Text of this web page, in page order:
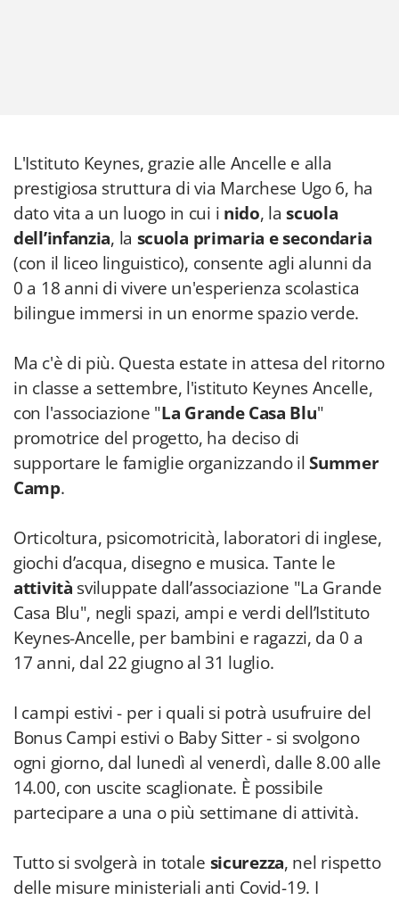
L'Istituto Keynes, grazie alle Ancelle e alla
prestigiosa struttura di via Marchese Ugo 6, ha
dato vita a un luogo in cui i nido, lascuola
dell’infanzia, la scuola primaria e secondaria
(con il liceo linguistico), consente agli alunni da
0 a 18 anni di vivere un'esperienza scolastica
bilingue immersi in un enorme spazio verde.
Ma c'è di più. Questa estate in attesa del ritorno
in classe a settembre, l'istituto Keynes Ancelle,
con l'associazione "La Grande Casa Blu"
promotrice del progetto, ha deciso di
supportare le famiglie organizzando ilSummer
Camp.
Orticoltura, psicomotricità, laboratori di inglese,
giochi d’acqua, disegno e musica. Tante le
attività sviluppate dall’associazione "La Grande
Casa Blu", negli spazi, ampi e verdi dell’Istituto
Keynes-Ancelle, per bambini e ragazzi, da 0 a
17 anni, dal 22 giugno al 31 luglio.
I campi estivi - per i quali si potrà usufruire del
Bonus Campi estivi o Baby Sitter - si svolgono
ogni giorno, dal lunedì al venerdì, dalle 8.00 alle
14.00, con uscite scaglionate. È possibile
partecipare a una o più settimane di attività.
Tutto si svolgerà in totale sicurezza, nel rispetto
delle misure ministeriali anti Covid-19. I